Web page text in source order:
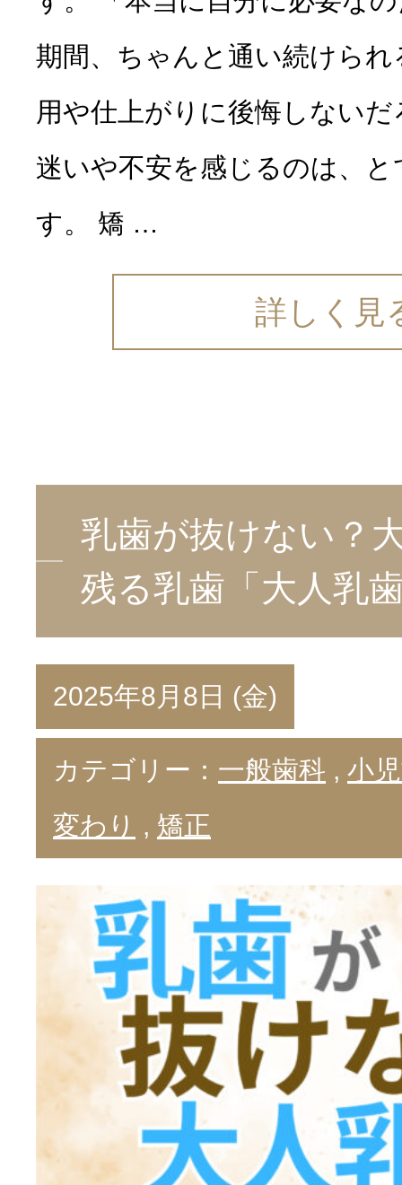
期間、ちゃんと通い続けら
用や仕上がりに後悔しない
迷いや不安を感じるのは、
す。 矯 …
詳しく見
乳歯が抜けない？
残る乳歯「大人乳
2025年8月8日 (金)
カテゴリー： 一般歯科 , 小
変わり , 矯正